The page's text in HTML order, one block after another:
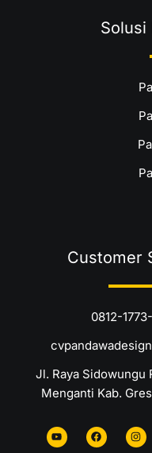
Solusi
Customer
0812-
Jl. Raya Sidowungu
Menganti Kab.
u
t
u
c
e
b
s
t
a